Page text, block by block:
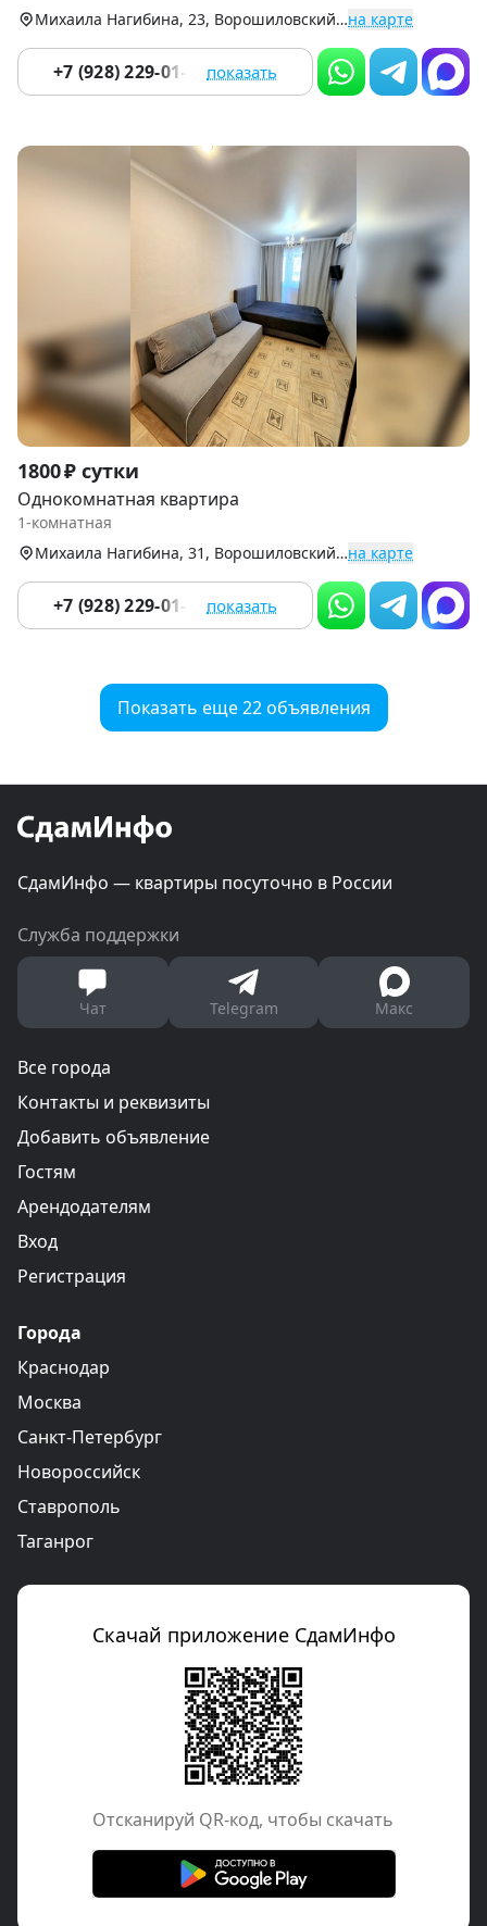
Михаила Нагибина, 23, Ворошиловский р-нна карте
+7 (928) 229-01-08 показать
Item
1
of
1800 ₽ сутки
Однокомнатная квартира
1-комнатная
Михаила Нагибина, 31, Ворошиловский р-нна карте
+7 (928) 229-01-08 показать
Показать еще 22 объявления
СдамИнфо — квартиры посуточно в России
Служба поддержки
Чат Telegram Макс
Все города
Контакты и реквизиты
Добавить объявление
Гостям
Арендодателям
Вход
Регистрация
Города
Краснодар
Москва
Санкт-Петербург
Новороссийск
Ставрополь
Таганрог
Скачай приложение СдамИнфо
Отcканируй QR-код, чтобы скачать